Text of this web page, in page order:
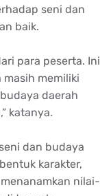
seni dan
baik.
para peserta. Ini
memiliki
daerah
katanya.
dan budaya
karakter,
nilai-